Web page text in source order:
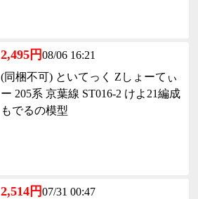
2,495円08/06 16:21
(同梱不可) といてっく Zしょーてぃ
ー 205系 京葉線 ST016-2 けよ21編成
もでるの模型
2,514円07/31 00:47